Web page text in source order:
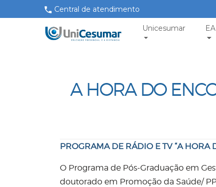
Central de atendimento
Unicesumar
A HORA DO
PROGRAMA DE RÁDIO E TV “A HORA
O Programa de Pós-Graduação em
doutorado em Promoção da Saúde/